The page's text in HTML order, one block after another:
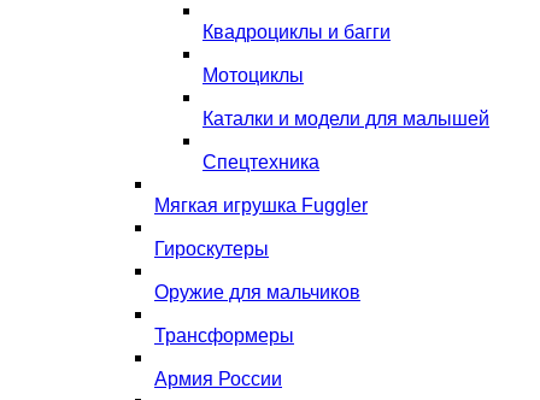
Квадроциклы и багги
Мотоциклы
Каталки и модели для малышей
Спецтехника
Мягкая игрушка Fuggler
Гироскутеры
Оружие для мальчиков
Трансформеры
Армия России